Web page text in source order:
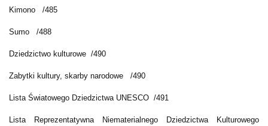
Kimono /485
Sumo /488
Dziedzictwo kulturowe /490
Zabytki kultury, skarby narodowe /490
Lista Światowego Dziedzictwa UNESCO /491
Lista Reprezentatywna Niematerialnego Dziedzictwa Kulturowego